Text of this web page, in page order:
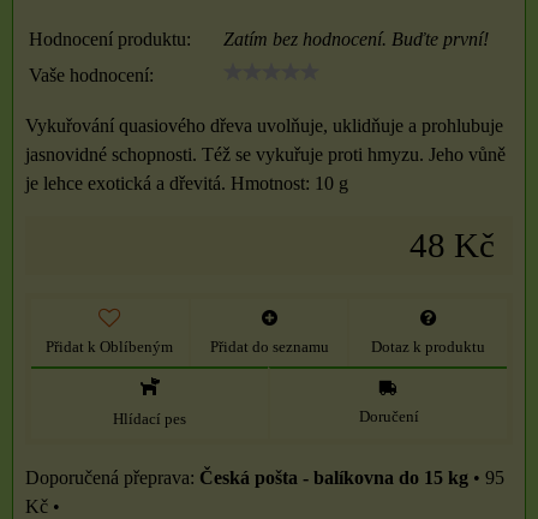
Hodnocení produktu:
Zatím bez hodnocení. Buďte první!
Vaše hodnocení:
Vykuřování quasiového dřeva uvolňuje, uklidňuje a prohlubuje
jasnovidné schopnosti. Též se vykuřuje proti hmyzu. Jeho vůně
je lehce exotická a dřevitá. Hmotnost: 10 g
48 Kč
Přidat k Oblíbeným Přidat do seznamu Dotaz k produktu
Hlídací pes Doručení
Česká pošta - balíkovna do 15 kg • 95
Kč •